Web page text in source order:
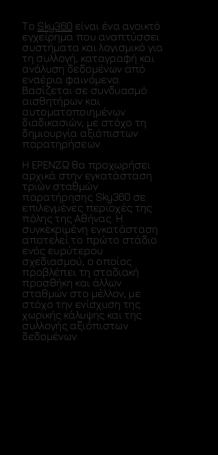
Το Sky360 είναι ένα ανοικτό
εγχείρημα που αναπτύσσει
συστήματα και λογισμικό για
τη συλλογή, καταγραφή και
ανάλυση δεδομένων από
εναέρια φαινόμενα.
Βασίζεται σε συνδυασμό
αισθητήρων και
αυτοματοποιημένων
διαδικασιών, με στόχο τη
δημιουργία αξιόπιστων
παρατηρήσεων.
Η ΕΡΕΝΖΩ θα προχωρήσει
αρχικά στην εγκατάσταση
τριών σταθμών
παρατήρησης Sky360 σε
επιλεγμένες περιοχές της
πόλης της Αθήνας. Η
συγκεκριμένη εγκατάσταση
αποτελεί το πρώτο στάδιο
ενός ευρύτερου
σχεδιασμού, ο οποίος
προβλέπει τη σταδιακή
προσθήκη και άλλων
σταθμών στο μέλλον, με
στόχο την ενίσχυση της
χωρικής κάλυψης και της
συλλογής αξιόπιστων
δεδομένων.